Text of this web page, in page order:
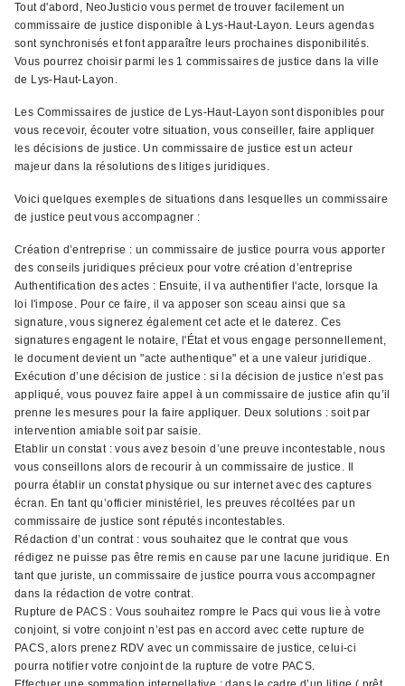
Tout d'abord, NeoJusticio vous permet de trouver facilement un
commissaire de justice disponible à Lys-Haut-Layon. Leurs agendas
sont synchronisés et font apparaître leurs prochaines disponibilités.
Vous pourrez choisir parmi les 1 commissaires de justice dans la ville
de Lys-Haut-Layon.
Les Commissaires de justice de Lys-Haut-Layon sont disponibles pour
vous recevoir, écouter votre situation, vous conseiller, faire appliquer
les décisions de justice. Un commissaire de justice est un acteur
majeur dans la résolutions des litiges juridiques.
Voici quelques exemples de situations dans lesquelles un commissaire
de justice peut vous accompagner :
Création d’entreprise : un commissaire de justice pourra vous apporter
des conseils juridiques précieux pour votre création d’entreprise
Authentification des actes : Ensuite, il va authentifier l'acte, lorsque la
loi l'impose. Pour ce faire, il va apposer son sceau ainsi que sa
signature, vous signerez également cet acte et le daterez. Ces
signatures engagent le notaire, l'État et vous engage personnellement,
le document devient un "acte authentique" et a une valeur juridique.
Exécution d’une décision de justice : si la décision de justice n’est pas
appliqué, vous pouvez faire appel à un commissaire de justice afin qu’il
prenne les mesures pour la faire appliquer. Deux solutions : soit par
intervention amiable soit par saisie.
Etablir un constat : vous avez besoin d’une preuve incontestable, nous
vous conseillons alors de recourir à un commissaire de justice. Il
pourra établir un constat physique ou sur internet avec des captures
écran. En tant qu’officier ministériel, les preuves récoltées par un
commissaire de justice sont réputés incontestables.
Rédaction d’un contrat : vous souhaitez que le contrat que vous
rédigez ne puisse pas être remis en cause par une lacune juridique. En
tant que juriste, un commissaire de justice pourra vous accompagner
dans la rédaction de votre contrat.
Rupture de PACS : Vous souhaitez rompre le Pacs qui vous lie à votre
conjoint, si votre conjoint n’est pas en accord avec cette rupture de
PACS, alors prenez RDV avec un commissaire de justice, celui-ci
pourra notifier votre conjoint de la rupture de votre PACS.